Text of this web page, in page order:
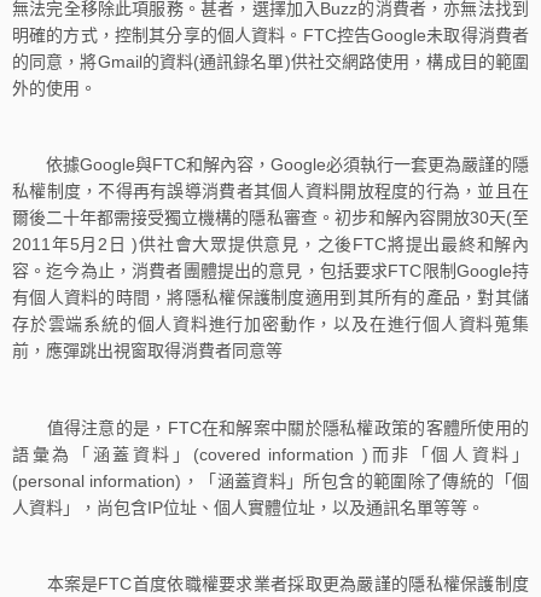
無法完全移除此項服務。甚者，選擇加入Buzz的消費者，亦無法找到
明確的方式，控制其分享的個人資料。FTC控告Google未取得消費者
的同意，將Gmail的資料(通訊錄名單)供社交網路使用，構成目的範圍
外的使用。
依據Google與FTC和解內容，Google必須執行一套更為嚴謹的隱
私權制度，不得再有誤導消費者其個人資料開放程度的行為，並且在
爾後二十年都需接受獨立機構的隱私審查。初步和解內容開放30天(至
2011年5月2日 )供社會大眾提供意見，之後FTC將提出最終和解內
容。迄今為止，消費者團體提出的意見，包括要求FTC限制Google持
有個人資料的時間，將隱私權保護制度適用到其所有的產品，對其儲
存於雲端系統的個人資料進行加密動作，以及在進行個人資料蒐集
前，應彈跳出視窗取得消費者同意等
值得注意的是，FTC在和解案中關於隱私權政策的客體所使用的
語彙為「涵蓋資料」(covered information )而非「個人資料」
(personal information)，「涵蓋資料」所包含的範圍除了傳統的「個
人資料」，尚包含IP位址、個人實體位址，以及通訊名單等等。
本案是FTC首度依職權要求業者採取更為嚴謹的隱私權保護制度